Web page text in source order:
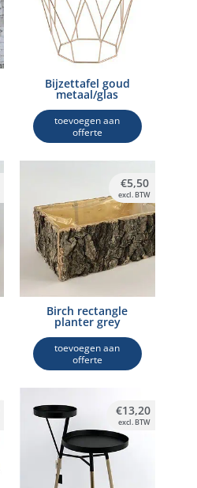
Bijzettafel goud
metaal/glas
toevoegen aan
offerte
Birch rectangle
planter grey
toevoegen aan
offerte
€5,50
excl. BTW
€13,20
excl. BTW